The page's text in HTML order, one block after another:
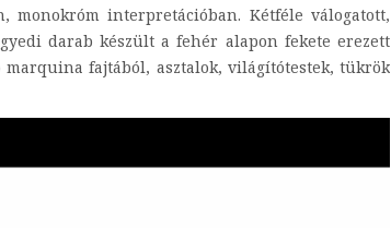
monokróm interpretációban. Kétféle válogatott,
darab készült a fehér alapon fekete erezett
fajtából, asztalok, világítótestek, tükrök